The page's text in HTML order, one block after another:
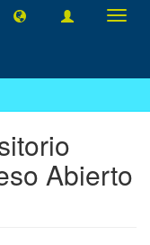
Abierto